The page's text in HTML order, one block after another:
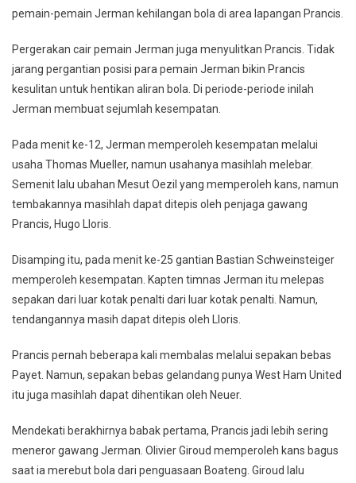
pemain-pemain Jerman kehilangan bola di area lapangan Prancis.
Pergerakan cair pemain Jerman juga menyulitkan Prancis. Tidak
jarang pergantian posisi para pemain Jerman bikin Prancis
kesulitan untuk hentikan aliran bola. Di periode-periode inilah
Jerman membuat sejumlah kesempatan.
Pada menit ke-12, Jerman memperoleh kesempatan melalui
usaha Thomas Mueller, namun usahanya masihlah melebar.
Semenit lalu ubahan Mesut Oezil yang memperoleh kans, namun
tembakannya masihlah dapat ditepis oleh penjaga gawang
Prancis, Hugo Lloris.
Disamping itu, pada menit ke-25 gantian Bastian Schweinsteiger
memperoleh kesempatan. Kapten timnas Jerman itu melepas
sepakan dari luar kotak penalti dari luar kotak penalti. Namun,
tendangannya masih dapat ditepis oleh Lloris.
Prancis pernah beberapa kali membalas melalui sepakan bebas
Payet. Namun, sepakan bebas gelandang punya West Ham United
itu juga masihlah dapat dihentikan oleh Neuer.
Mendekati berakhirnya babak pertama, Prancis jadi lebih sering
meneror gawang Jerman. Olivier Giroud memperoleh kans bagus
saat ia merebut bola dari penguasaan Boateng. Giroud lalu